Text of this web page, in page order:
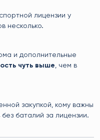
лицензии у
несколько.
и дополнительные
чуть выше , чем в
закупкой, кому важны
баталий за лицензии.